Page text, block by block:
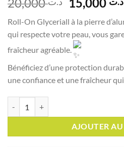
20,000
prix
initial
était :
Roll-On Glyceriall à la pierre
qui respecte votre peau, vous
fraîcheur agréable.
Bénéficiez d’une protection
une confiance et une fraîcheur
AJOUTER